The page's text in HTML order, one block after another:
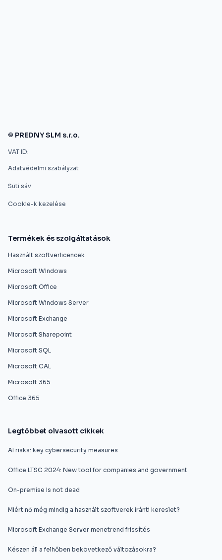
© PREDNY SLM s.r.o.
VAT ID:
Adatvédelmi szabályzat
Süti sáv
Cookie-k kezelése
Termékek és szolgáltatások
Használt szoftverlicencek
Microsoft Windows
Microsoft Office
Microsoft Windows Server
Microsoft Exchange
Microsoft Sharepoint
Microsoft SQL
Microsoft CAL
Microsoft 365
Office 365
Legtöbbet olvasott cikkek
AI risks: key cybersecurity measures
Office LTSC 2024: New tool for companies and government
On-premise is not dead
Miért nő még mindig a használt szoftverek iránti kereslet?
Microsoft Exchange Server menetrend frissítés
Készen áll a felhőben bekövetkező változásokra?